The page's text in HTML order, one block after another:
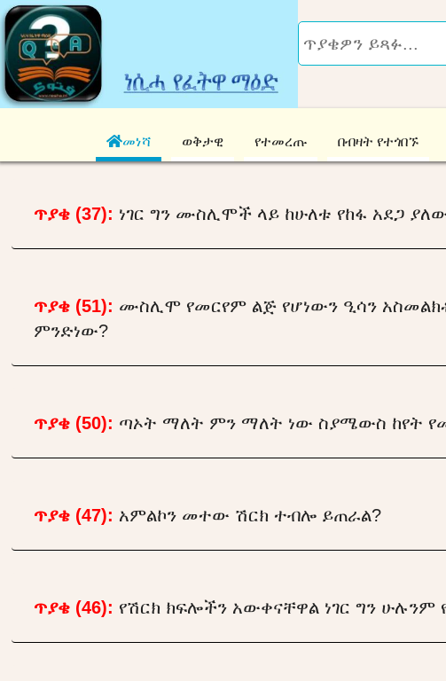
መነሻ ወቅታዊ የተመረጡ በብዛት የተጎበኙ
ጥያቄ (37): ነገር ግን ሙስሊሞች ላይ ከሁለቱ የከፋ አደጋ
ጥያቄ (51): ሙስሊሞ የመርየም ልጅ የሆነውን ዒሳን
ምንድነው?
ጥያቄ (50): ጣኦት ማለት ምን ማለት ነው ስያሜውስ ከየት
ጥያቄ (47): አምልኮን መተው ሽርክ ተብሎ ይጠራል?
ጥያቄ (46): የሽርክ ክፍሎችን አውቀናቸዋል ነገር ግን ሁሉንም